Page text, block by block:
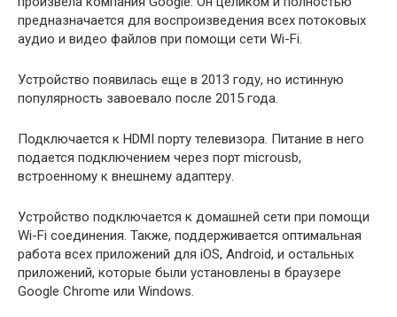
предназначается для воспроизведения всех потоковых
аудио и видео файлов при помощи сети Wi-Fi.
Устройство появилась еще в 2013 году, но истинную
популярность завоевало после 2015 года.
Подключается к HDMI порту телевизора. Питание в него
подается подключением через порт microusb,
встроенному к внешнему адаптеру.
Устройство подключается к домашней сети при помощи
Wi-Fi соединения. Также, поддерживается оптимальная
работа всех приложений для iOS, Android, и остальных
приложений, которые были установлены в браузере
Google Chrome или Windows.